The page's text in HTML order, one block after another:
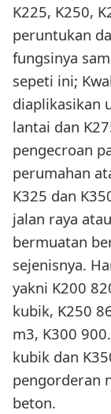
K225, K250,
peruntukan
fungsinya
sepeti ini;
diaplikasikan
lantai dan
pengecroan
perumahan
K325 dan
jalan raya
bermuatan
sejenisnya.
yakni K200
kubik, K250
m3, K300
kubik dan
pengorderan
beton.